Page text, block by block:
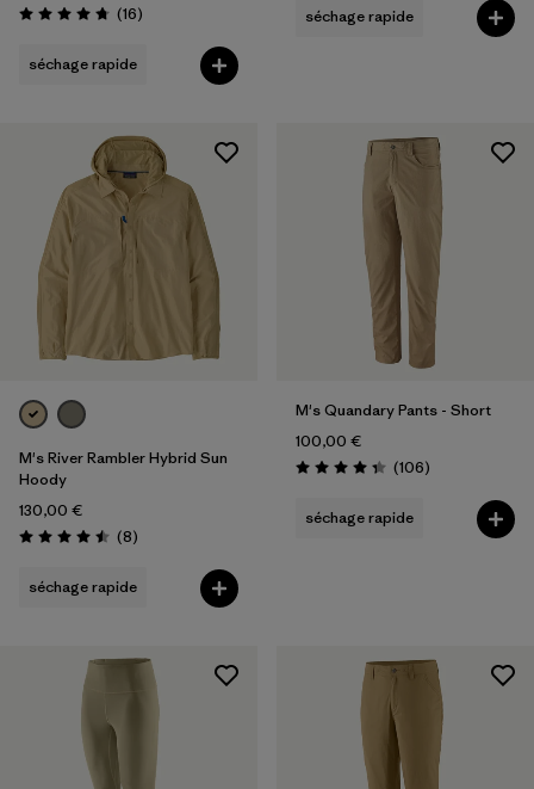
Évaluation: 4.8 / 5
(16Avis
)
séchage rapide
séchage rapide
M's River Rambler Hybrid Sun
Hoody
130,00 €
Évaluation: 4.5 / 5
(8Avis
)
séchage rapide
M's Quandary Pants - Short
100,00 €
Évaluation: 4.4 / 5
(106Avis
)
séchage rapide